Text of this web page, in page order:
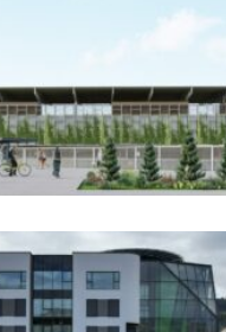
kompleks
KALA
“Shopping